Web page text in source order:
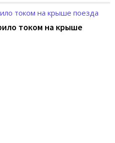
током на крыше